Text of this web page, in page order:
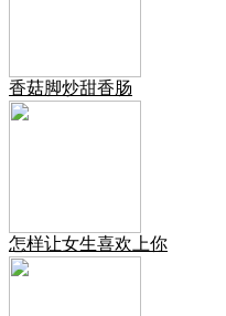
香菇脚炒甜香肠
怎样让女生喜欢上你